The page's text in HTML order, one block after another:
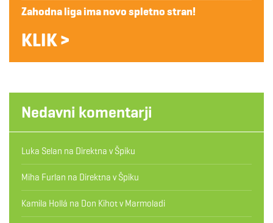
Zahodna liga ima novo spletno stran!
KLIK >
Nedavni komentarji
Luka Selan na Direktna v Špiku
Miha Furlan na Direktna v Špiku
Kamila Hollá na Don Kihot v Marmoladi